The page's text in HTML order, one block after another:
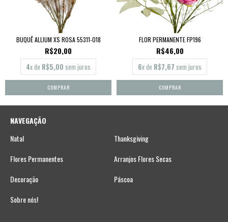
BUQUÊ ALLIUM XS ROSA 55311-018
R$20,00
4x de R$5,00 sem juros
FLOR PERMANENTE FP196
R$46,00
6x de R$7,67 sem juros
NAVEGAÇÃO
Natal
Thanksgiving
Flores Permanentes
Arranjos Flores Secas
Decoração
Páscoa
Sobre nós!